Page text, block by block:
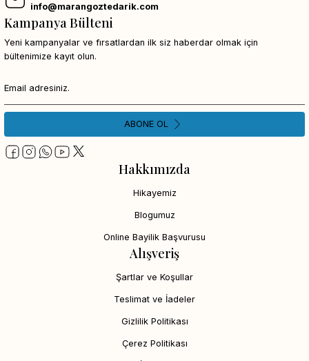
info@marangoztedarik.com
Hakkımızda
Hikayemiz
Blogumuz
Online Bayilik Başvurusu
Alışveriş
Şartlar ve Koşullar
Teslimat ve İadeler
Gizlilik Politikası
Çerez Politikası
Kampanya Bülteni
Yeni kampanyalar ve fırsatlardan ilk siz haberdar olmak için
bültenimize kayıt olun.
ABONE OL